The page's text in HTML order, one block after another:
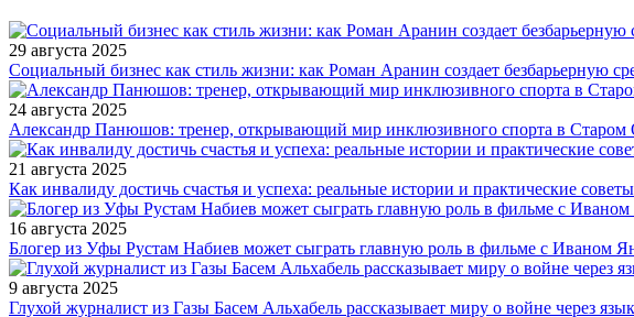
29 августа 2025
Социальный бизнес как стиль жизни: как Роман Аранин создает безбарьерную
24 августа 2025
Александр Панюшов: тренер, открывающий мир инклюзивного спорта в Старом
21 августа 2025
Как инвалиду достичь счастья и успеха: реальные истории и практические советы
16 августа 2025
Блогер из Уфы Рустам Набиев может сыграть главную роль в фильме с Иваном
9 августа 2025
Глухой журналист из Газы Басем Альхабель рассказывает миру о войне через